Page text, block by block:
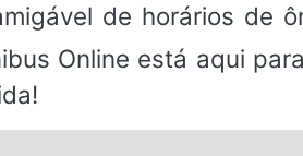
de horários de
Online está aqui